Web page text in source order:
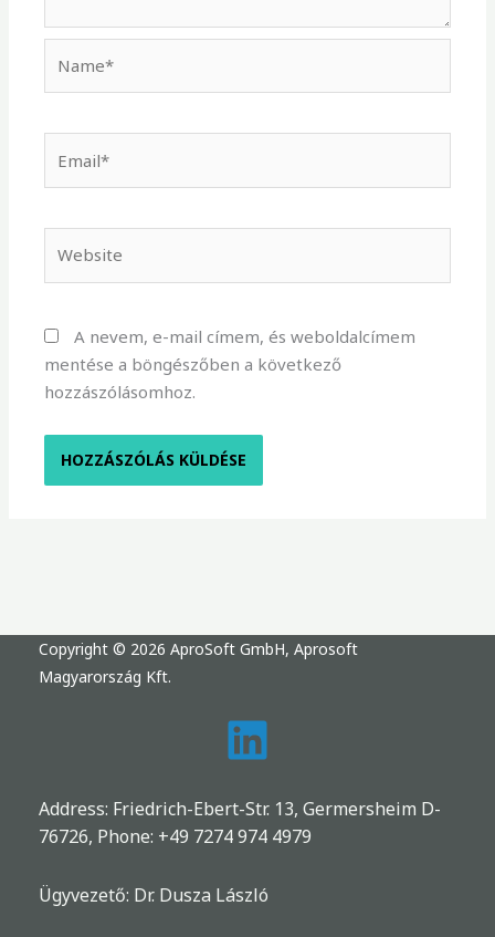
A nevem, e-mail címem, és weboldalcímem
mentése a böngészőben a következő
hozzászólásomhoz.
Copyright © 2026 AproSoft GmbH, Aprosoft
Magyarország Kft.
Address: Friedrich-Ebert-Str. 13, Germersheim D-
76726, Phone: +49 7274 974 4979
Ügyvezető: Dr. Dusza László